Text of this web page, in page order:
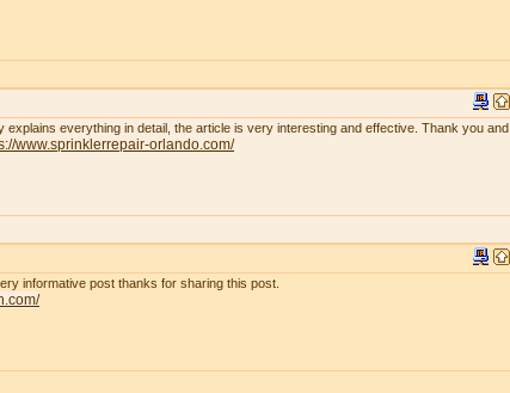
explains everything in detail, the article is very interesting and effective. Thank you and
www.sprinklerrepair-orlando.com/
informative post thanks for sharing this post.